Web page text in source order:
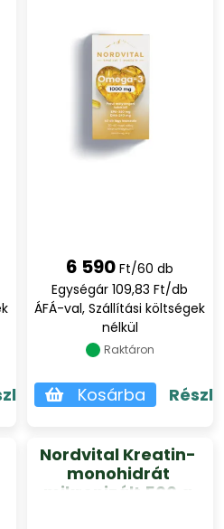
6 590 Ft/60 db
Egységár 109,83 Ft/db
ÁFÁ-val, Szállítási költségek
nélkül
Raktáron
Kosárba
Nordvital Kreatin-
monohidrát
mikronizált 500 g